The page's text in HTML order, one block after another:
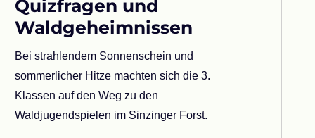
Quizfragen und
Waldgeheimnissen
Bei strahlendem Sonnenschein und
sommerlicher Hitze machten sich die 3.
Klassen auf den Weg zu den
Waldjugendspielen im Sinzinger Forst.